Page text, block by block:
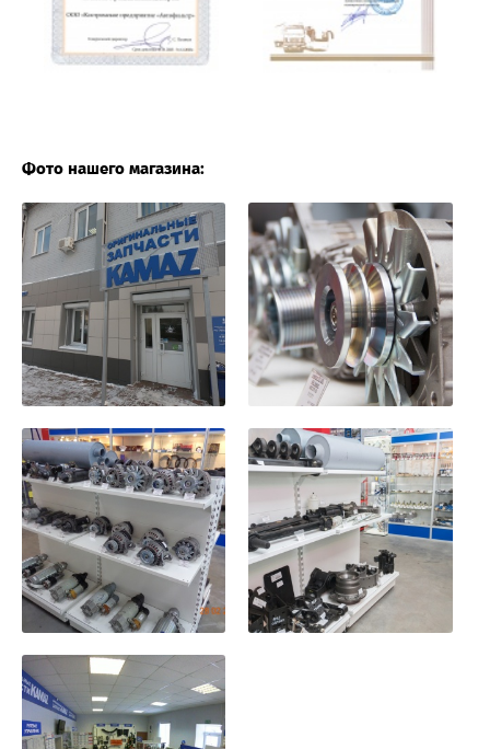
Фото нашего магазина: